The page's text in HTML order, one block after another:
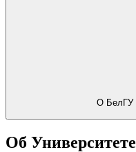
О БелГУ
Об Университете